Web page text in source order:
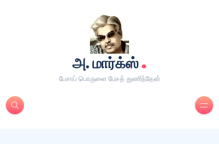
அ. மார்க்ஸ்.
பேசாப் பொருளை பேசத் துணிந்தேன்